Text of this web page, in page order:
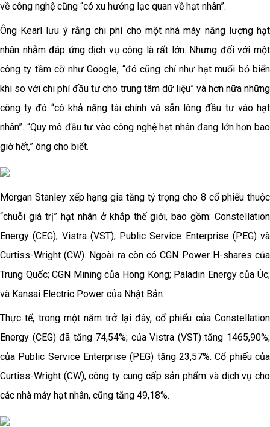
về công nghệ cũng “có xu hướng lạc quan về hạt nhân”.
Ông Kearl lưu ý rằng chi phí cho một nhà máy năng lượng hạt
nhân nhằm đáp ứng dịch vụ công là rất lớn. Nhưng đối với một
công ty tầm cỡ như Google, “đó cũng chỉ như hạt muối bỏ biển
khi so với chi phí đầu tư cho trung tâm dữ liệu” và hơn nữa những
công ty đó “có khả năng tài chính và sẵn lòng đầu tư vào hạt
nhân”. “Quy mô đầu tư vào công nghệ hạt nhân đang lớn hơn bao
giờ hết,” ông cho biết.
Morgan Stanley xếp hạng gia tăng tỷ trọng cho 8 cổ phiếu thuộc
“chuỗi giá trị” hạt nhân ở khắp thế giới, bao gồm: Constellation
Energy (CEG), Vistra (VST), Public Service Enterprise (PEG) và
Curtiss-Wright (CW). Ngoài ra còn có CGN Power H-shares của
Trung Quốc; CGN Mining của Hong Kong; Paladin Energy của Úc;
và Kansai Electric Power của Nhật Bản.
Thực tế, trong một năm trở lại đây, cổ phiếu của Constellation
Energy (CEG) đã tăng 74,54%; của Vistra (VST) tăng 1465,90%;
của Public Service Enterprise (PEG) tăng 23,57%. Cổ phiếu của
Curtiss-Wright (CW), công ty cung cấp sản phẩm và dịch vụ cho
các nhà máy hạt nhân, cũng tăng 49,18%.